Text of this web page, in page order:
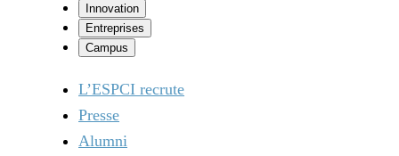
Innovation
Entreprises
Campus
L’ESPCI recrute
Presse
Alumni